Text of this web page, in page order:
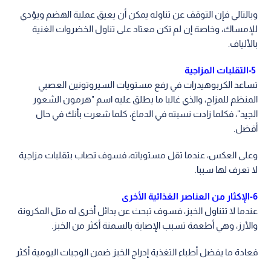
وبالتالي فإن التوقف عن تناوله يمكن أن يعيق عملية الهضم ويؤدي
للإمساك، وخاصة إن لم تكن معتاد على تناول الخضروات الغنية
بالألياف.
5-التقلبات المزاجية
تساعد الكربوهيدرات في رفع مستويات السيروتونين العصبي
المنظم للمزاج، والذي غالبا ما يطلق عليه اسم "هرمون الشعور
الجيد"، فكلما زادت نسبته في الدماغ، كلما شعرت بأنك في حال
أفضل.
وعلى العكس، عندما تقل مستوياته، فسوف تصاب بتقلبات مزاجية
لا تعرف لها سببا.
6-الإكثار من العناصر الغذائية الأخرى
عندما لا تتناول الخبز، فسوف تبحث عن بدائل أخرى له مثل المكرونة
والأرز، وهي أطعمة تسبب الإصابة بالسمنة أكثر من الخبز.
فعادة ما يفضل أطباء التغذية إدراج الخبز ضمن الوجبات اليومية أكثر